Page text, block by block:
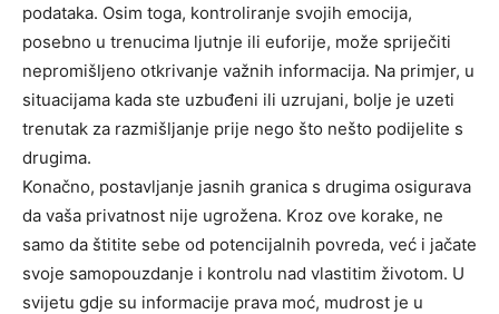
podataka. Osim toga, kontroliranje svojih emocija,
posebno u trenucima ljutnje ili euforije, može spriječiti
nepromišljeno otkrivanje važnih informacija. Na primjer, u
situacijama kada ste uzbuđeni ili uzrujani, bolje je uzeti
trenutak za razmišljanje prije nego što nešto podijelite s
drugima.
Konačno, postavljanje jasnih granica s drugima osigurava
da vaša privatnost nije ugrožena. Kroz ove korake, ne
samo da štitite sebe od potencijalnih povreda, već i jačate
svoje samopouzdanje i kontrolu nad vlastitim životom. U
svijetu gdje su informacije prava moć, mudrost je u